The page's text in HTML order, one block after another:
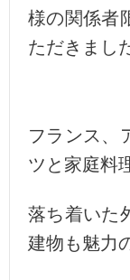
様の関係者
ただきまし
フランス、
ツと家庭料
落ち着いた
建物も魅力